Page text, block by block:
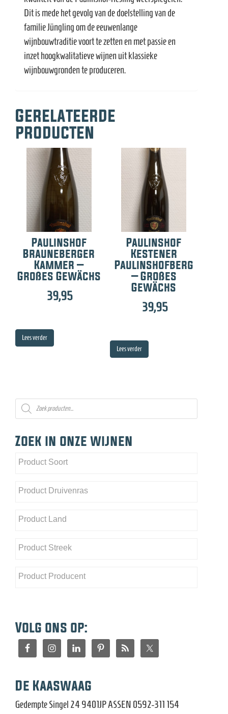
Dit is mede het gevolg van de doelstelling van de
familie Jüngling om de eeuwenlange
wijnbouwtraditie voort te zetten en met passie en
inzet hoogkwalitatieve wijnen uit klassieke
wijnbouwgronden te produceren.
Gerelateerde
producten
Paulinshof
Brauneberger
Kammer –
Großes Gewächs
39,95
Lees verder
Paulinshof
Kestener
Paulinshofberg
– Großes
Gewächs
39,95
Lees verder
Producten
zoeken
Zoek in onze wijnen
Volg ons op:
De Kaaswaag
Gedempte Singel 24 9401JP ASSEN 0592-311 154